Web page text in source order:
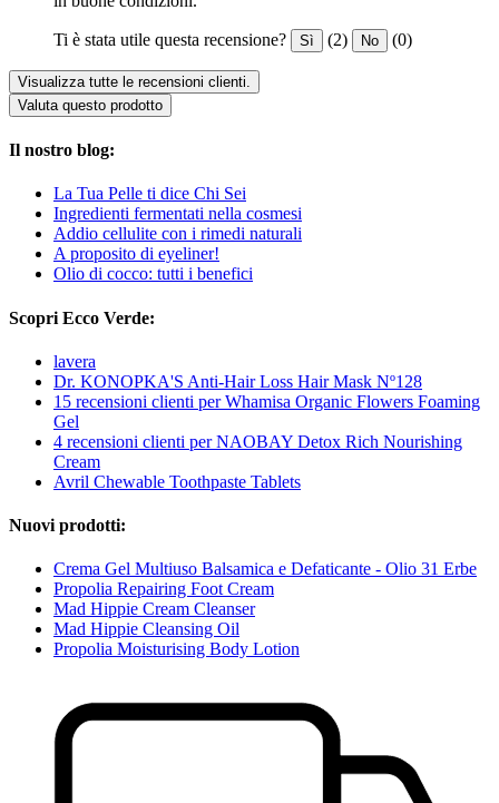
Ti è stata utile questa recensione? Sì (2) No (0)
Visualizza tutte le recensioni clienti.
Valuta questo prodotto
Il nostro blog:
La Tua Pelle ti dice Chi Sei
Ingredienti fermentati nella cosmesi
Addio cellulite con i rimedi naturali
A proposito di eyeliner!
Olio di cocco: tutti i benefici
Scopri Ecco Verde:
lavera
Dr. KONOPKA'S Anti-Hair Loss Hair Mask Nº128
15 recensioni clienti per Whamisa Organic Flowers Foaming
Gel
4 recensioni clienti per NAOBAY Detox Rich Nourishing
Cream
Avril Chewable Toothpaste Tablets
Nuovi prodotti:
Crema Gel Multiuso Balsamica e Defaticante - Olio 31 Erbe
Propolia Repairing Foot Cream
Mad Hippie Cream Cleanser
Mad Hippie Cleansing Oil
Propolia Moisturising Body Lotion